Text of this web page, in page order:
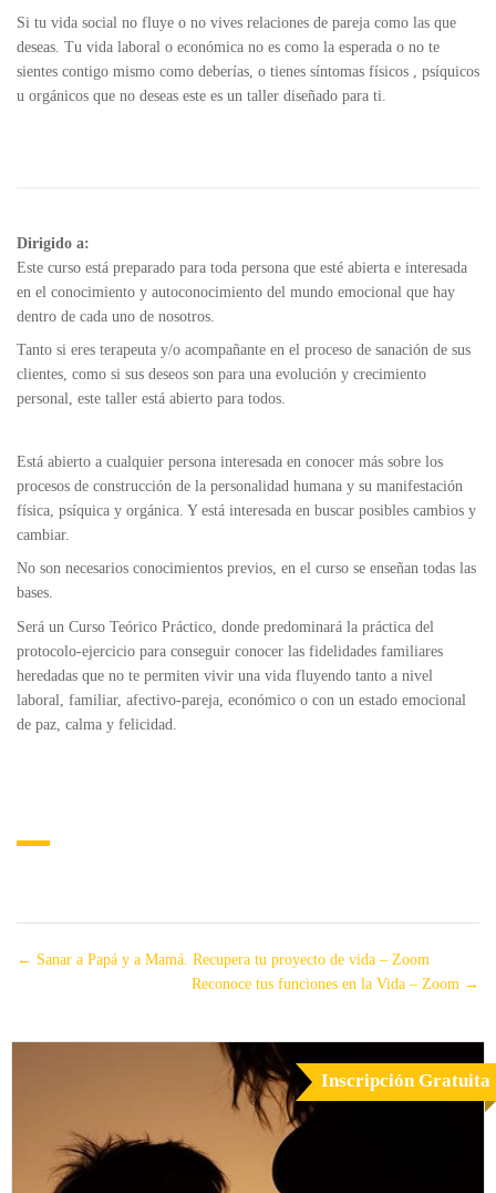
Si tu vida social no fluye o no vives relaciones de pareja como las que
deseas. Tu vida laboral o económica no es como la esperada o no te
sientes contigo mismo como deberías, o tienes síntomas físicos , psíquicos
u orgánicos que no deseas este es un taller diseñado para ti.
Dirigido a:
Este curso está preparado para toda persona que esté abierta e interesada
en el conocimiento y autoconocimiento del mundo emocional que hay
dentro de cada uno de nosotros.
Tanto si eres terapeuta y/o acompañante en el proceso de sanación de sus
clientes, como si sus deseos son para una evolución y crecimiento
personal, este taller está abierto para todos.
Está abierto a cualquier persona interesada en conocer más sobre los
procesos de construcción de la personalidad humana y su manifestación
física, psíquica y orgánica. Y está interesada en buscar posibles cambios y
cambiar.
No son necesarios conocimientos previos, en el curso se enseñan todas las
bases.
Será un Curso Teórico Práctico, donde predominará la práctica del
protocolo-ejercicio para conseguir conocer las fidelidades familiares
heredadas que no te permiten vivir una vida fluyendo tanto a nivel
laboral, familiar, afectivo-pareja, económico o con un estado emocional
de paz, calma y felicidad.
Sanar a Papá y a Mamá. Recupera tu proyecto de vida – Zoom
Reconoce tus funciones en la Vida – Zoom
Inscripción Gratuita